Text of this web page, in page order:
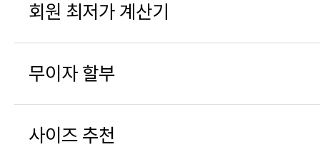
회원 최저가 계산기
무이자 할부
사이즈 추천